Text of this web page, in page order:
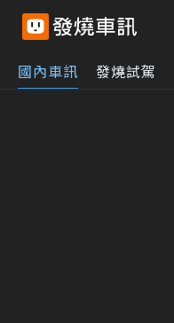
國內車訊 發燒試駕